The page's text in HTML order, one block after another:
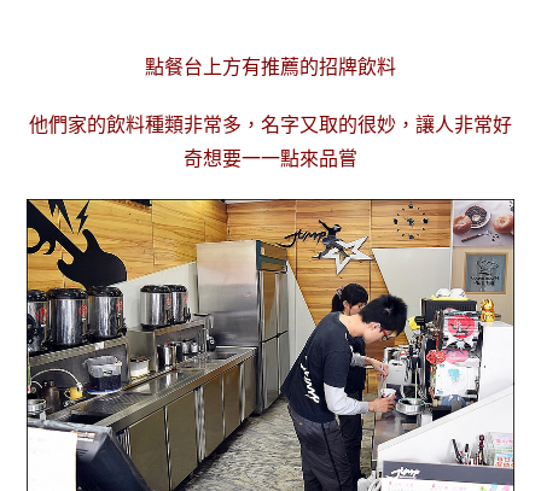
點餐台上方有推薦的招牌飲料
他們家的飲料種類非常多，名字又取的很妙，讓人非常好
奇想要一一點來品嘗